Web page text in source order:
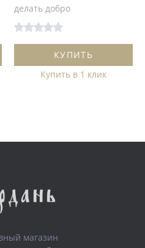
делать добро
КУПИТЬ
Купить в 1 клик
магазин